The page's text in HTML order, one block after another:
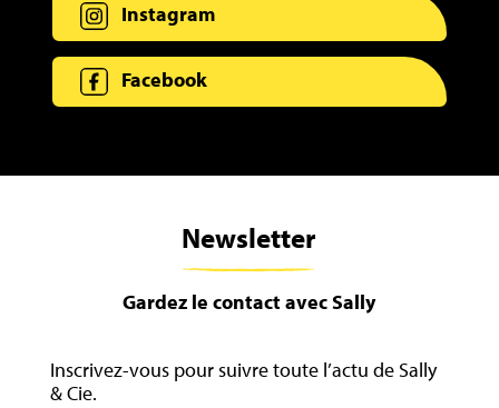
Instagram
Facebook
Newsletter
Gardez le contact avec Sally
Inscrivez-vous pour suivre toute l’actu de Sally
& Cie.